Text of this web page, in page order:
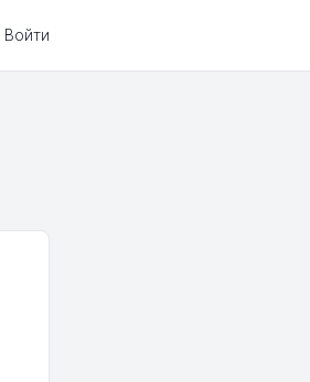
Войти